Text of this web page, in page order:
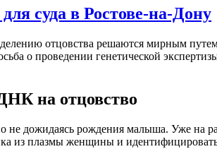
суда в Ростове-на-Дону
отцовства решаются мирным
о проведении генетической
на отцовство
не дожидаясь рождения малыша. Уже на
из плазмы женщины и